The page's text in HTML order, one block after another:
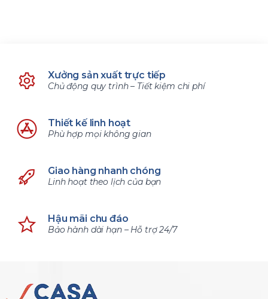
Xưởng sản xuất trực tiếp
Chủ động quy trình – Tiết kiệm chi phí
Thiết kế linh hoạt
Phù hợp mọi không gian
Giao hàng nhanh chóng
Linh hoạt theo lịch của bạn
Hậu mãi chu đáo
Bảo hành dài hạn – Hỗ trợ 24/7